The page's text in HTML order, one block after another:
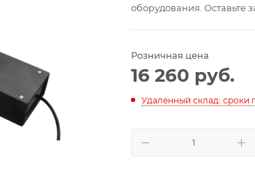
оборудования. Оставьте
Розничная цена
16 260 руб.
Удаленный склад: сроки